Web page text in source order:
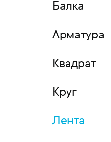
Балка
Арматура
Квадрат
Круг
Лента